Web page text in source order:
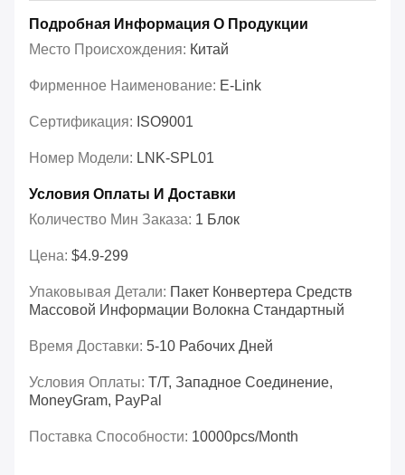
Подробная Информация О Продукции
Место Происхождения: Китай
Фирменное Наименование: E-Link
Сертификация: ISO9001
Номер Модели: LNK-SPL01
Условия Оплаты И Доставки
Количество Мин Заказа: 1 Блок
Цена: $4.9-299
Упаковывая Детали: Пакет Конвертера Средств
Массовой Информации Волокна Стандартный
Время Доставки: 5-10 Рабочих Дней
Условия Оплаты: T/T, Западное Соединение,
MoneyGram, PayPal
Поставка Способности: 10000pcs/Month